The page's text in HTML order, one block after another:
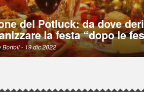
del Potluck: da dove
la festa “dopo le
Bortoli- 19 dic 2022